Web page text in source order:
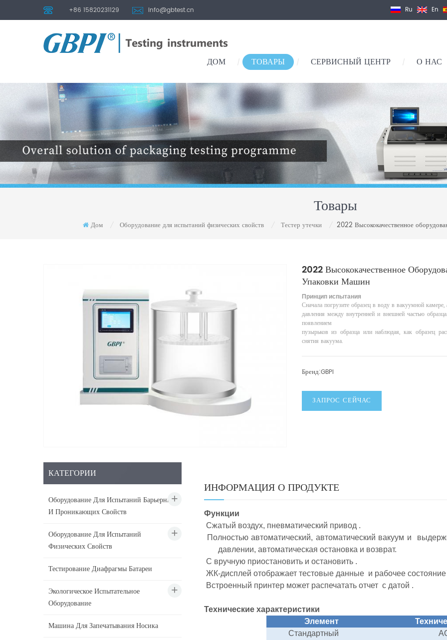
+86 15820231129 info@gbtest.cn Ru En
ДОМ / ТОВАРЫ / СЕРВИСНЫЙ ЦЕНТР / О НАС
Товары
Дом Оборудование для испытаний физических свойств Тестер утечки 2022 Высококачественное
2022 Высококачественное
Упаковки Машин
Принцип испытания
Сначала погрузите образец в воду в вакуумной
давления между внутренней и внешней частью
появлением
пузырьков из образца или наблюдая, как образец
снятия вакуума.
Бренд:GBPI
ЗАПРОС СЕЙЧАС
КАТЕГОРИИ
Оборудование Для Испытаний Барьерных
И Проникающих Свойств
Оборудование Для Испытаний
Физических Свойств
Тестирование Диафрагмы Батареи
Экологическое Испытательное
Оборудование
Машина Для Запечатывания Носика
ИНФОРМАЦИЯ О ПРОДУКТЕ
Функции
Сжатый воздух, пневматический привод .
Полностью автоматический, автоматический вакуум и
давлении, автоматическая остановка и возврат.
C вручную приостановить и остановить .
ЖК-дисплей отображает тестовые данные и рабочее состояние
Встроенный принтер может распечатать отчет с датой .
Технические характеристики
Элемент
Стандартный